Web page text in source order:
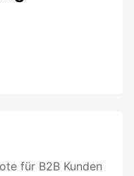
für B2B Kunden